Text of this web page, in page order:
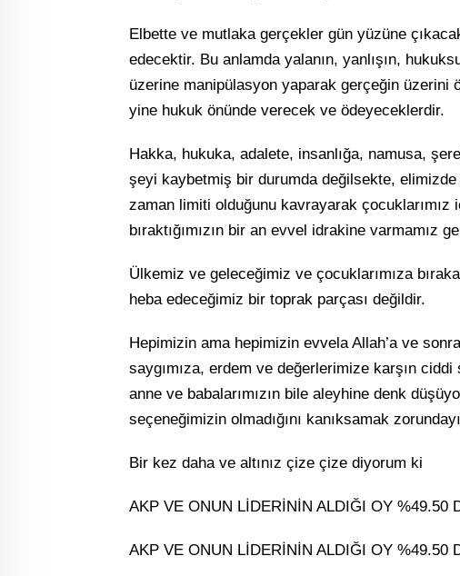
Elbette ve mutlaka gerçekler gün yüzüne
edecektir. Bu anlamda yalanın, yanlışın,
üzerine manipülasyon yaparak gerçeğin üzerini
yine hukuk önünde verecek ve ödeyeceklerdir.
Hakka, hukuka, adalete, insanlığa, namusa,
şeyi kaybetmiş bir durumda değilsekte,
zaman limiti olduğunu kavrayarak
bıraktığımızın bir an evvel idrakine varmamız
Ülkemiz ve geleceğimiz ve çocuklarımıza
heba edeceğimiz bir toprak parçası değildir.
Hepimizin ama hepimizin evvela Allah’a ve
saygımıza, erdem ve değerlerimize karşın
anne ve babalarımızın bile aleyhine denk
seçeneğimizin olmadığını kanıksamak
Bir kez daha ve altınız çize çize diyorum ki
AKP VE ONUN LİDERİNİN ALDIĞI OY %49.50
AKP VE ONUN LİDERİNİN ALDIĞI OY %49.50